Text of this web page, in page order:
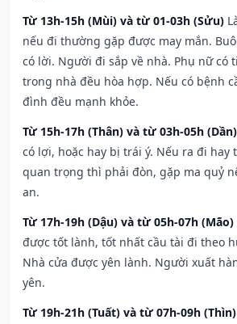
Từ 13h-15h (Mùi) và từ 01-03h (Sửu)
nếu đi thường gặp được may mắn.
có lời. Người đi sắp về nhà. Phụ nữ có
trong nhà đều hòa hợp. Nếu có bệnh
đình đều mạnh khỏe.
Từ 15h-17h (Thân) và từ 03h-05h (Dần)
có lợi, hoặc hay bị trái ý. Nếu ra đi hay
quan trọng thì phải đòn, gặp ma quỷ
an.
Từ 17h-19h (Dậu) và từ 05h-07h (Mão)
được tốt lành, tốt nhất cầu tài đi theo
Nhà cửa được yên lành. Người xuất
yên.
Từ 19h-21h (Tuất) và từ 07h-09h (Thìn)